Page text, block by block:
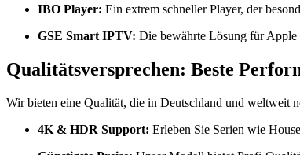
IBO Player: Ein extrem schneller Player, der
GSE Smart IPTV: Die bewährte Lösung für
Qualitätsversprechen: Beste
Wir bieten eine Qualität, die in Deutschland und weltweit
4K & HDR Support: Erleben Sie Serien wie